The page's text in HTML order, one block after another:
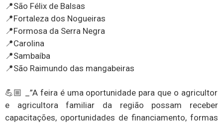
📍São Félix de Balsas
📍Fortaleza dos Nogueiras
📍Formosa da Serra Negra
📍Carolina
📍Sambaíba
📍São Raimundo das mangabeiras
💪🏼 _”A feira é uma oportunidade para que o agricultor
e agricultora familiar da região possam receber
capacitações, oportunidades de financiamento, formas